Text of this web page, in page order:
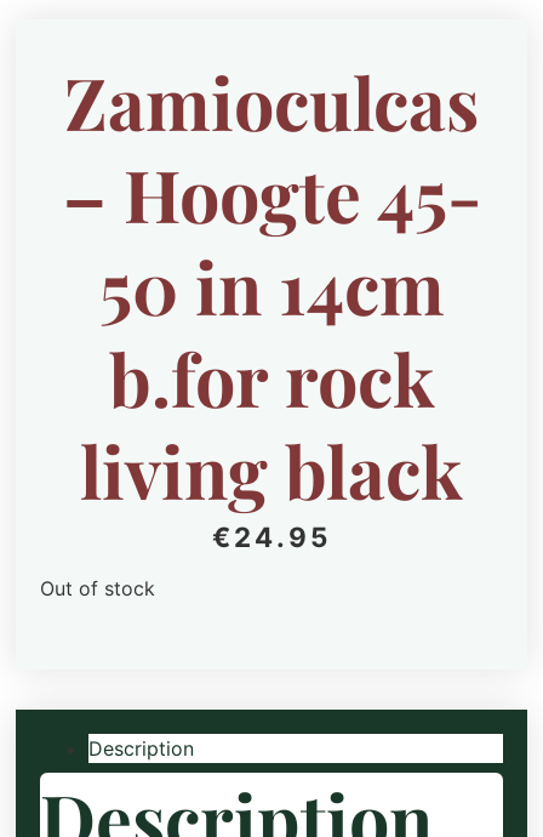
Zamioculcas
– Hoogte 45-
50 in 14cm
b.for rock
living black
€24.95
Out of stock
Description